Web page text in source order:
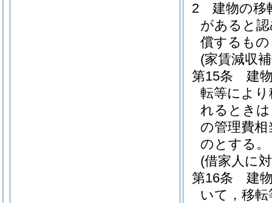
2
建物の移
があると
償するも
(家賃減収
第15条
建
転等によ
れるとき
の管理費
のとする。
(借家人に
第16条
建
いて，移